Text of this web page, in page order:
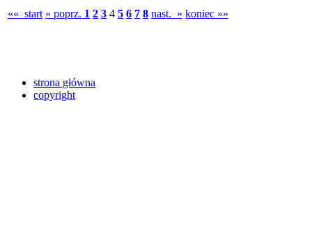
«« start « poprz. 1 2 3 4 5 6 7 8 nast. » koniec »»
strona główna
copyright